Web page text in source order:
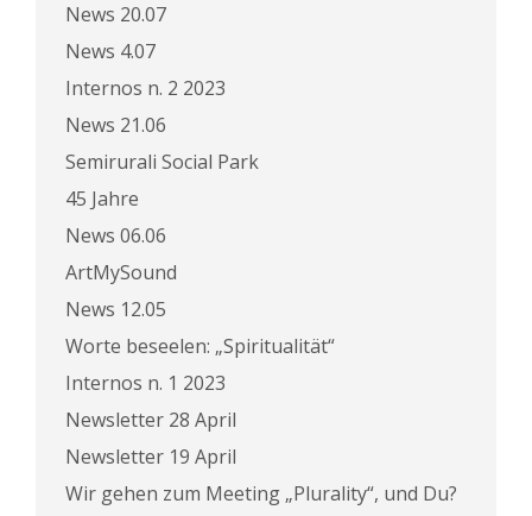
News 20.07
News 4.07
Internos n. 2 2023
News 21.06
Semirurali Social Park
45 Jahre
News 06.06
ArtMySound
News 12.05
Worte beseelen: „Spiritualität“
Internos n. 1 2023
Newsletter 28 April
Newsletter 19 April
Wir gehen zum Meeting „Plurality“, und Du?